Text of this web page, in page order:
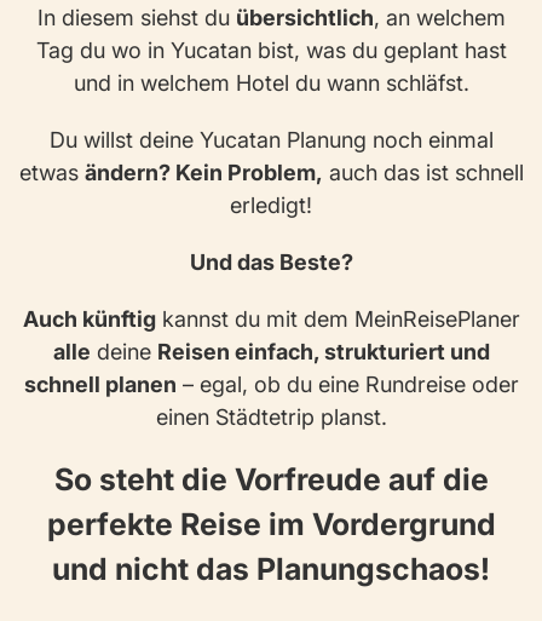
In diesem siehst du übersichtlich, an welchem
Tag du wo in Yucatan bist, was du geplant hast
und in welchem Hotel du wann schläfst.
Du willst deine Yucatan Planung noch einmal
etwas ändern? Kein Problem, auch das ist schnell
erledigt!
Und das Beste?
Auch künftigkannst du mit dem MeinReisePlaner
alle deine Reisen einfach, strukturiert und
schnell planen – egal, ob du eine Rundreise oder
einen Städtetrip planst.
So steht die Vorfreude auf die
perfekte Reise im Vordergrund
und nicht das Planungschaos!